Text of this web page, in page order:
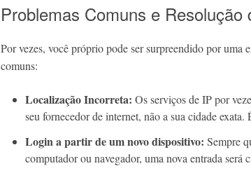
Problemas Comuns e Resolução
Por vezes, você próprio pode ser surpreendido por uma
comuns:
Localização Incorreta: Os serviços de IP por
seu fornecedor de internet, não a sua cidade
Login a partir de um novo dispositivo: Sempre
computador ou navegador, uma nova entrada será